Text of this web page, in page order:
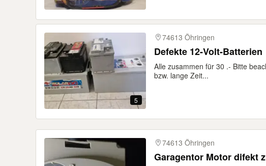
5
74613 Öhringen
Defekte 12-Volt-Batterien
Alle zusammen für 30 .- Bitte
bzw. lange Zeit...
74613 Öhringen
Garagentor Motor difekt